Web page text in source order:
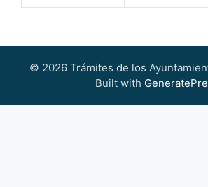
© 2026 Trámites de los
Built with